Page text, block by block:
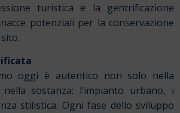
turistica e la gentrificazione
potenziali per la conservazione
oggi è autentico non solo nella
sostanza: l’impianto urbano, i
stilistica. Ogni fase dello sviluppo